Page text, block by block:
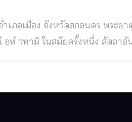
ธาตุเชิงชุม อำเภอเมือง จังหวัดสกลนคร จตุภควา
สัมมาสัมพุทธโคดมบรมครู